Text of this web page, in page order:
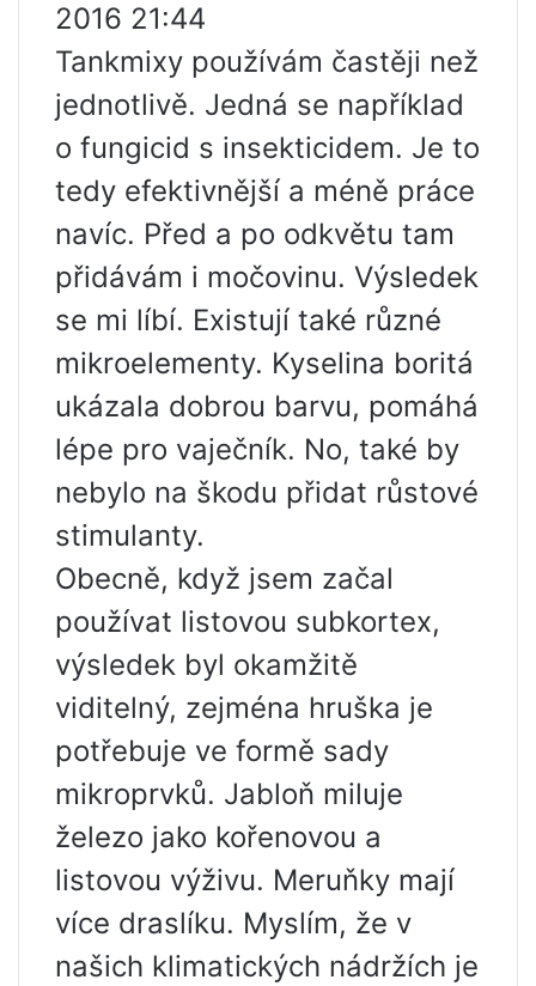
2016 21:44
Tankmixy používám častěji než
jednotlivě. Jedná se například
o fungicid s insekticidem. Je to
tedy efektivnější a méně práce
navíc. Před a po odkvětu tam
přidávám i močovinu. Výsledek
se mi líbí. Existují také různé
mikroelementy. Kyselina boritá
ukázala dobrou barvu, pomáhá
lépe pro vaječník. No, také by
nebylo na škodu přidat růstové
stimulanty.
Obecně, když jsem začal
používat listovou subkortex,
výsledek byl okamžitě
viditelný, zejména hruška je
potřebuje ve formě sady
mikroprvků. Jabloň miluje
železo jako kořenovou a
listovou výživu. Meruňky mají
více draslíku. Myslím, že v
našich klimatických nádržích je